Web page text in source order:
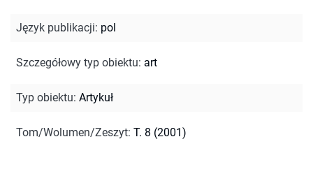
Język publikacji: pol
Szczegółowy typ obiektu: art
Typ obiektu: Artykuł
Tom/Wolumen/Zeszyt: T. 8 (2001)